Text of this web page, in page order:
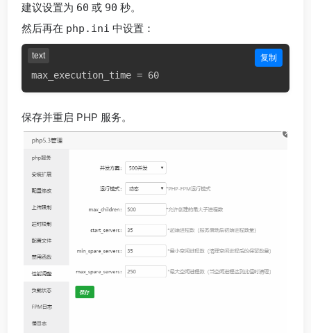
建议设置为 60 或 90 秒。
然后再在 php.ini 中设置：
text 复制
保存并重启 PHP 服务。